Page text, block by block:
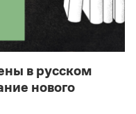
в русском
нового